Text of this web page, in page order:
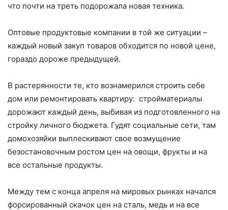
что почти на треть подорожала новая техника.
Оптовые продуктовые компании в той же ситуации –
каждый новый закуп товаров обходится по новой цене,
гораздо дороже предыдущей.
В растерянности те, кто вознамерился строить себе
дом или ремонтировать квартиру: стройматериалы
дорожают каждый день, выбивая из подготовленного на
стройку личного бюджета. Гудят социальные сети, там
домохозяйки выплескивают свое возмущение
безостановочным ростом цен на овощи, фрукты и на
все остальные продукты.
Между тем с конца апреля на мировых рынках начался
форсированный скачок цен на сталь, медь и на все